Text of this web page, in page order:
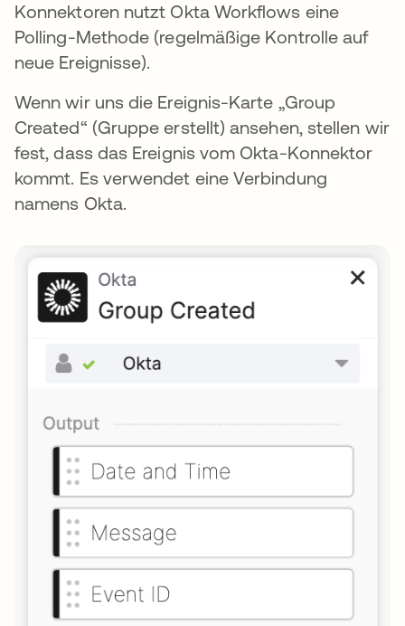
Konnektoren nutzt Okta Workflows eine
Polling-Methode (regelmäßige Kontrolle auf
neue Ereignisse).
Wenn wir uns die Ereignis-Karte „Group
Created“ (Gruppe erstellt) ansehen, stellen wir
fest, dass das Ereignis vom Okta-Konnektor
kommt. Es verwendet eine Verbindung
namens Okta.